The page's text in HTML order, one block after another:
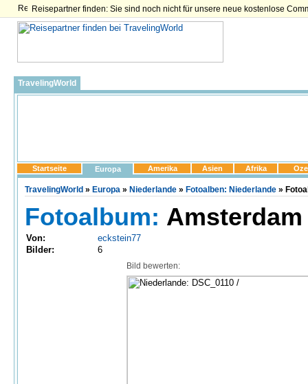
Reisepartner finden: Sie sind noch nicht für unsere neue kostenlose
TravelingWorld
Startseite Europa Amerika Asien Afrika
TravelingWorld » Europa » Niederlande » Fotoalben: Niederlande »
Fotoalbum: Amsterdam
Von:
eckstein77
Bilder:
6
Bild bewerten: